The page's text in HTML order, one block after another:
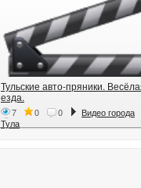
Тульские авто-пряники.
езда.
7 0 0
Видео города
Тула